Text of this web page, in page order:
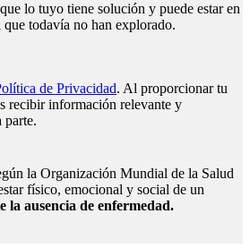
lo tuyo tiene solución y puede estar en
que todavía no han explorado.
de Privacidad. Al proporcionar tu
recibir información relevante y
parte.
la Organización Mundial de la Salud
físico, emocional y social de un
la ausencia de enfermedad.